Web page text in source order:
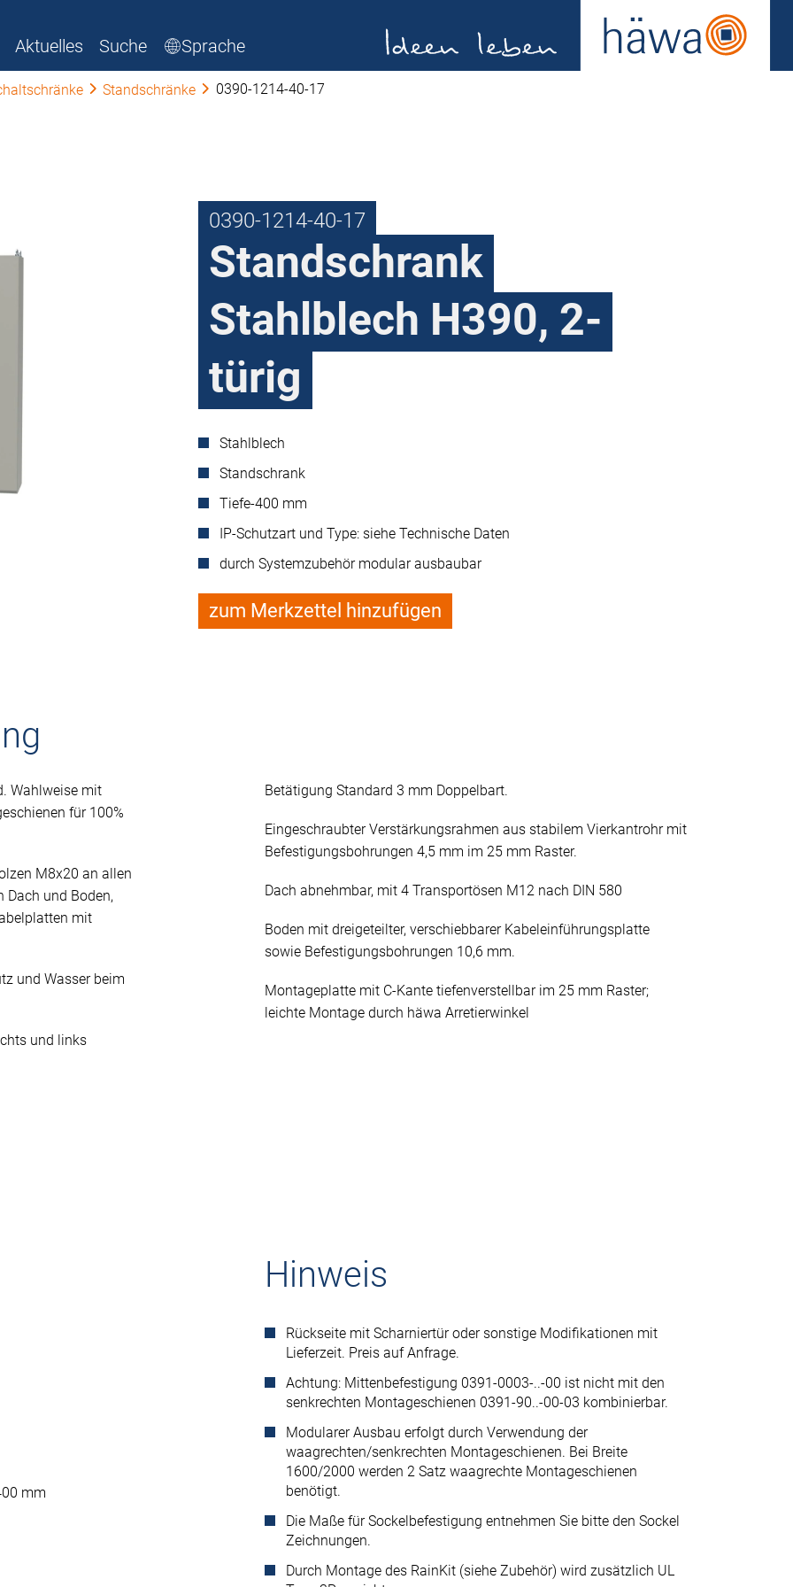
Aktuelles Suche Sprache
Standschränke 0390-1214-40-17
0390-1214-40-17
Standschrank
Stahlblech H390, 2-
türig
Stahlblech
Standschrank
Tiefe-400 mm
IP-Schutzart und Type: siehe Technische Daten
durch Systemzubehör modular ausbaubar
zum Merkzettel hinzufügen
Wahlweise mit
für 100%
M8x20 an allen
Dach und Boden,
mit
und Wasser beim
und links
Betätigung Standard 3 mm Doppelbart.
Eingeschraubter Verstärkungsrahmen aus stabilem Vierkantrohr mit
Befestigungsbohrungen 4,5 mm im 25 mm Raster.
Dach abnehmbar, mit 4 Transportösen M12 nach DIN 580
Boden mit dreigeteilter, verschiebbarer Kabeleinführungsplatte
sowie Befestigungsbohrungen 10,6 mm.
Montageplatte mit C-Kante tiefenverstellbar im 25 mm Raster;
leichte Montage durch häwa Arretierwinkel
mm
Hinweis
Rückseite mit Scharniertür oder sonstige Modifikationen mit
Lieferzeit. Preis auf Anfrage.
Achtung: Mittenbefestigung 0391-0003-..-00 ist nicht mit den
senkrechten Montageschienen 0391-90..-00-03 kombinierbar.
Modularer Ausbau erfolgt durch Verwendung der
waagrechten/senkrechten Montageschienen. Bei Breite
1600/2000 werden 2 Satz waagrechte Montageschienen
benötigt.
Die Maße für Sockelbefestigung entnehmen Sie bitte den Sockel
Zeichnungen.
Durch Montage des RainKit (siehe Zubehör) wird zusätzlich UL